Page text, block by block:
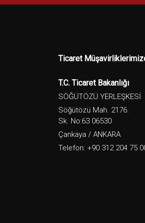
Ticaret
T.C. Ticaret Bakanlığı
SÖĞÜTÖZÜ YERLEŞKESİ
Söğütözü Mah. 2176.
Sk. No:63 06530
Çankaya / ANKARA
Telefon: +90 312 204 75